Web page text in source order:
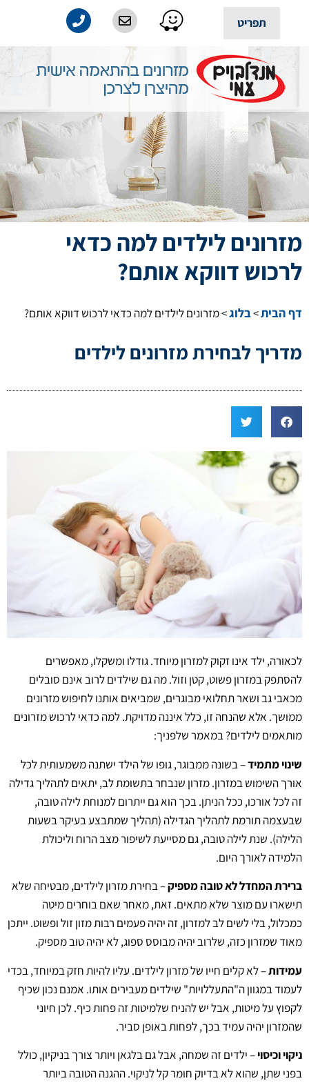
תפריט
מזרונים לילדים למה כדאי
לרכוש דווקא אותם?
דף הבית>בלוג>מזרונים לילדים למה כדאי לרכוש דווקא אותם?
מדריך לבחירת מזרונים לילדים
לכאורה, ילד אינו זקוק למזרון מיוחד. גודלו ומשקלו, מאפשרים
להסתפק במזרון פשוט, קטן וזול. מה גם שילדים לרוב אינם סובלים
מכאבי גב ושאר תחלואי מבוגרים, שמביאים אותנו לחיפוש מזרונים
ממושך. אלא שהנחה זו, כלל איננה מדויקת. למה כדאי לרכוש מזרונים
מותאמים לילדים? במאמר שלפניך:
שינוי מתמיד– בשונה ממבוגר, גופו של הילד ישתנה משמעותית לכל
אורך השימוש במזרון. מזרון שנבחר בתשומת לב, יתאים לתהליך גדילה
זה לכל אורכו, ככל הניתן. בכך הוא גם ייתרום למנוחת לילה טובה,
שבעצמה תורמת לתהליך הגדילה (תהליך שמתבצע בעיקר בשעות
הלילה). שנת לילה טובה, גם מסייעת לשיפור מצב הרוח וליכולת
הלמידה לאורך היום.
ברירת המחדל לא טובה מספיק– בחירת מזרון לילדים, מבטיחה שלא
תישארו עם מוצר שלא מתאים. זאת, מאחר שאם בוחרים מיטה
כמכלול, בלי לשים לב למזרון, זה יהיה פעמים רבות מזון זול ופשוט. ייתכן
מאוד שמזרון כזה, שלרוב יהיה מבוסס ספוג, לא יהיה טוב מספיק.
עמידות– לא קלים חייו של מזרון לילדים. עליו להיות חזק במיוחד, בכדי
לעמוד במגוון ה"התעללויות" שילדים מעבירים אותו. אמנם נכון שכיף
לקפוץ על מיטות, אבל יש להניח שלמיטות זה פחות כיף. לכן חיוני
שהמזרון יהיה עמיד בכך, לפחות באופן סביר.
ניקוי וכיסוי– ילדים זה שמחה, אבל גם בלגאן ויותר צורך בניקיון, כולל
בפני שתן, שהוא לא בדיוק חומר קל לניקוי. ההגנה הטובה ביותר